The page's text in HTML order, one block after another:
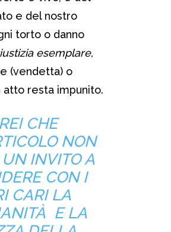
e del nostro
torto o danno
esemplare,
(vendetta) o
atto resta impunito.
CHE
NON
INVITO A
CON I
CARI LA
E LA